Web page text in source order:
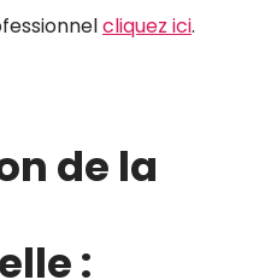
cliquez ici.
de la
: